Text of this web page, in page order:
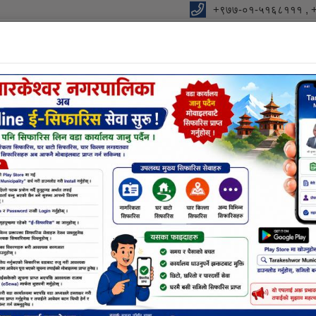
+९७७-०१-५१६८१११ ,
कार्यालय
आधार "
विधुतीय शुसासन सेवा शाखा सूचना तथा जानकारी